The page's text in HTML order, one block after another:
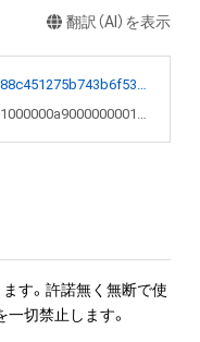
翻訳（AI）を表示
0xb30fc2d754c88c451275b743b6f530f19f643683
0x000000000001000000a900000000190b
す。許諾無く無断で使
一切禁止します。